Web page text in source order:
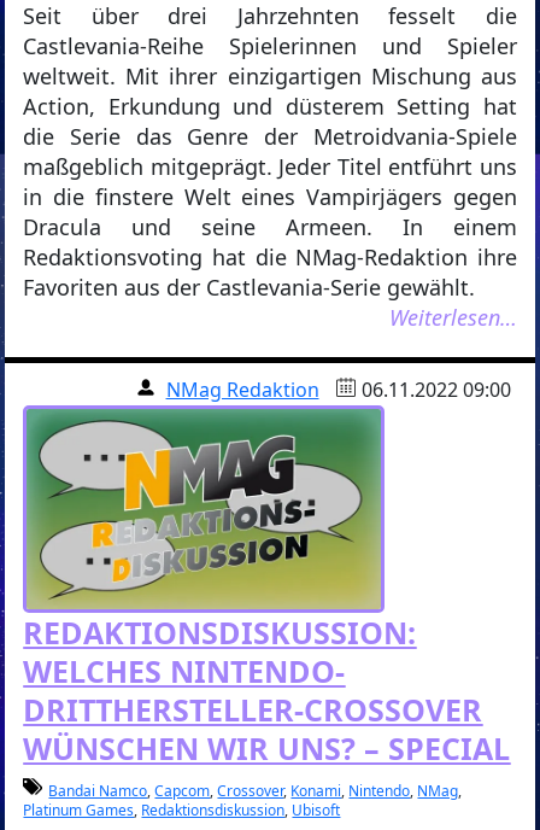
Seit über drei Jahrzehnten fesselt die
Castlevania-Reihe Spielerinnen und Spieler
weltweit. Mit ihrer einzigartigen Mischung aus
Action, Erkundung und düsterem Setting hat
die Serie das Genre der Metroidvania-Spiele
maßgeblich mitgeprägt. Jeder Titel entführt uns
in die finstere Welt eines Vampirjägers gegen
Dracula und seine Armeen. In einem
Redaktionsvoting hat die NMag-Redaktion ihre
Favoriten aus der Castlevania-Serie gewählt.
Weiterlesen…
NMag Redaktion 06.11.2022 09:00
REDAKTIONSDISKUSSION:
WELCHES NINTENDO-
DRITTHERSTELLER-CROSSOVER
WÜNSCHEN WIR UNS? – SPECIAL
Bandai Namco,Capcom,Crossover, Konami, Nintendo, NMag,
Platinum Games, Redaktionsdiskussion, Ubisoft